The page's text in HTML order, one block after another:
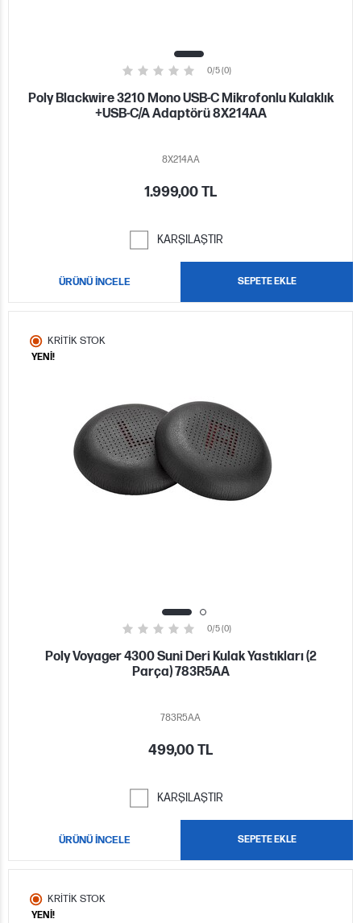
0/5 (0)
Poly Blackwire 3210 Mono USB-C Mikrofonlu Kulaklık
+USB-C/A Adaptörü 8X214AA
8X214AA
1.999,00 TL
KARŞILAŞTIR
ÜRÜNÜ İNCELE SEPETE EKLE
KRİTİK STOK
YENİ!
0/5 (0)
Poly Voyager 4300 Suni Deri Kulak Yastıkları (2
Parça) 783R5AA
783R5AA
499,00 TL
KARŞILAŞTIR
ÜRÜNÜ İNCELE SEPETE EKLE
KRİTİK STOK
YENİ!